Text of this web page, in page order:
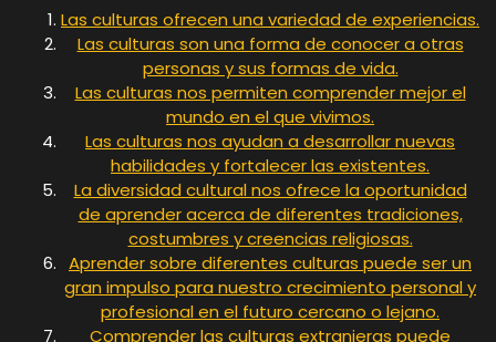
Las culturas ofrecen una variedad de experiencias.
Las culturas son una forma de conocer a otras
personas y sus formas de vida.
Las culturas nos permiten comprender mejor el
mundo en el que vivimos.
Las culturas nos ayudan a desarrollar nuevas
habilidades y fortalecer las existentes.
La diversidad cultural nos ofrece la oportunidad
de aprender acerca de diferentes tradiciones,
costumbres y creencias religiosas.
Aprender sobre diferentes culturas puede ser un
gran impulso para nuestro crecimiento personal y
profesional en el futuro cercano o lejano.
Comprender las culturas extranjeras puede